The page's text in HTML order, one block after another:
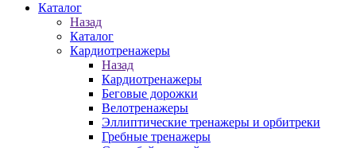
Каталог
Назад
Каталог
Кардиотренажеры
Назад
Кардиотренажеры
Беговые дорожки
Велотренажеры
Эллиптические тренажеры и орбитреки
Гребные тренажеры